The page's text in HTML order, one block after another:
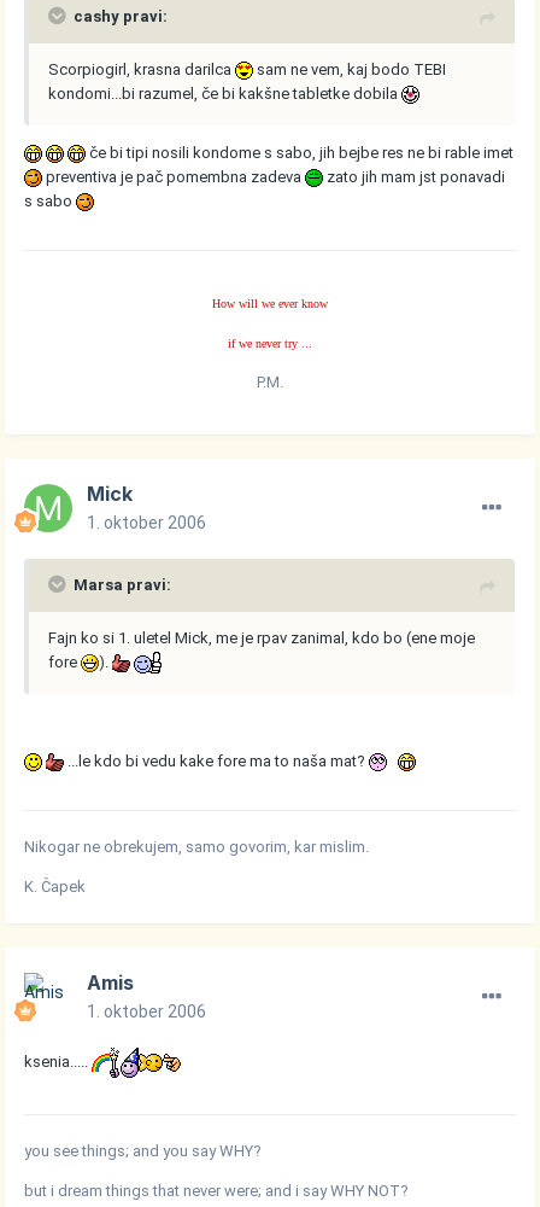
cashy pravi:
Scorpiogirl, krasna darilca
sam ne vem, kaj bodo TEBI
kondomi...bi razumel, če bi kakšne tabletke dobila
če bi tipi nosili kondome s sabo, jih bejbe res ne bi rable imet
preventiva je pač pomembna zadeva
zato jih mam jst ponavadi
s sabo
How will we ever know
if we never try ...
P.M.
Mick
1. oktober 2006
Marsa pravi:
Fajn ko si 1. uletel Mick, me je rpav zanimal, kdo bo (ene moje
fore
).
...le kdo bi vedu kake fore ma to naša mat?
Nikogar ne obrekujem, samo govorim, kar mislim.
K. Čapek
Amis
1. oktober 2006
ksenia.....
you see things; and you say WHY?
but i dream things that never were; and i say WHY NOT?